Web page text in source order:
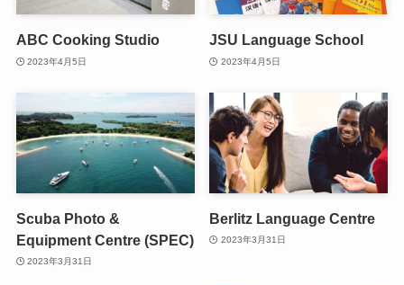
ABC Cooking Studio
2023年4月5日
JSU Language School
2023年4月5日
Scuba Photo &
Equipment Centre (SPEC)
2023年3月31日
Berlitz Language Centre
2023年3月31日